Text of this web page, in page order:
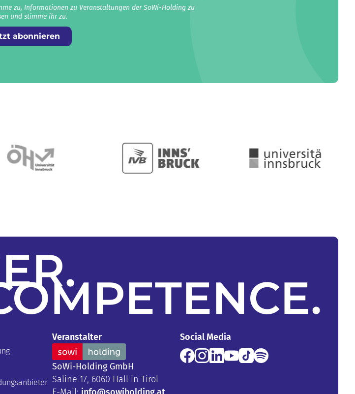
zu, Informationen zu Veranstaltungen der SoWi-Holding zu
und stimme ihr zu.
abonnieren
.
.
Veranstalter
SoWi-Holding GmbH
Saline 17, 6060 Hall in Tirol
Social Media